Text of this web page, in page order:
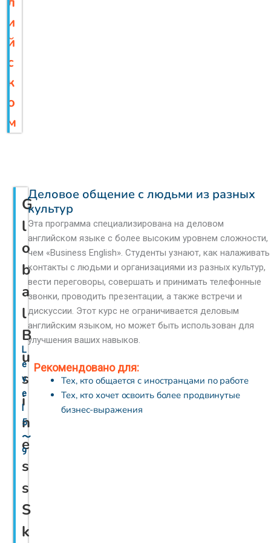
и
й
с
к
о
м
G
l
o
b
a
l
B
u
s
i
n
e
s
s
S
k
L
e
v
e
l
5
〜
9
Деловое общение с людьми из разных
культур
Эта программа специализирована на деловом
английском языке с более высоким уровнем сложности,
чем «Business English». Студенты узнают, как налаживать
контакты с людьми и организациями из разных культур,
вести переговоры, совершать и принимать телефонные
звонки, проводить презентации, а также встречи и
дискуссии. Этот курс не ограничивается деловым
английским языком, но может быть использован для
улучшения ваших навыков.
Рекомендовано для:
Тех, кто общается с иностранцами по работе
Тех, кто хочет освоить более продвинутые
бизнес-выражения